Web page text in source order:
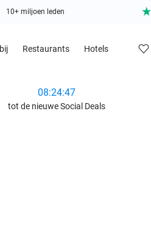
10+ miljoen leden
Restaurants Hotels
08:24:46
tot de nieuwe Social Deals